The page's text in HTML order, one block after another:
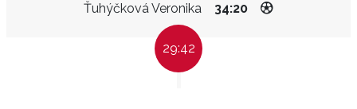
Ťuhýčková Veronika 34:20
29:42